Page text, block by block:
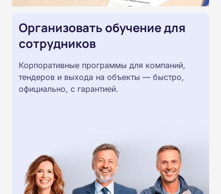
Организовать обучение для
сотрудников
Корпоративные программы для компаний,
тендеров и выхода на объекты — быстро,
официально, с гарантией.